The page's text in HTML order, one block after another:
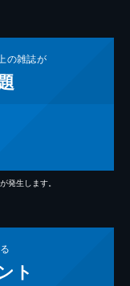
の雑誌が
発生します。
ト